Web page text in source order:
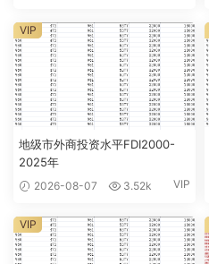
地级市外商投资水平FDI2000-
2025年
2026-08-07 3.52k VIP
VIP
VIP